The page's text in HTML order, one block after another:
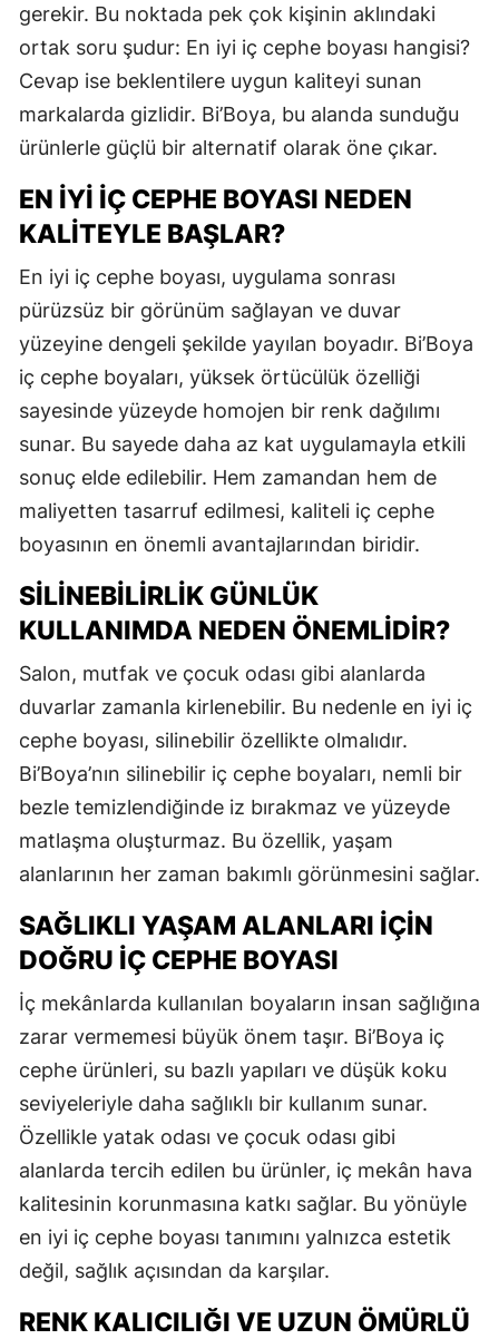
gerekir. Bu noktada pek çok kişinin aklındaki
ortak soru şudur: En iyi iç cephe boyası hangisi?
Cevap ise beklentilere uygun kaliteyi sunan
markalarda gizlidir. Bi’Boya, bu alanda sunduğu
ürünlerle güçlü bir alternatif olarak öne çıkar.
EN İYI İÇ CEPHE BOYASI NEDEN
KALITEYLE BAŞLAR?
En iyi iç cephe boyası, uygulama sonrası
pürüzsüz bir görünüm sağlayan ve duvar
yüzeyine dengeli şekilde yayılan boyadır. Bi’Boya
iç cephe boyaları, yüksek örtücülük özelliği
sayesinde yüzeyde homojen bir renk dağılımı
sunar. Bu sayede daha az kat uygulamayla etkili
sonuç elde edilebilir. Hem zamandan hem de
maliyetten tasarruf edilmesi, kaliteli iç cephe
boyasının en önemli avantajlarından biridir.
SILINEBILIRLIK GÜNLÜK
KULLANIMDA NEDEN ÖNEMLIDIR?
Salon, mutfak ve çocuk odası gibi alanlarda
duvarlar zamanla kirlenebilir. Bu nedenle en iyi iç
cephe boyası, silinebilir özellikte olmalıdır.
Bi’Boya’nın silinebilir iç cephe boyaları, nemli bir
bezle temizlendiğinde iz bırakmaz ve yüzeyde
matlaşma oluşturmaz. Bu özellik, yaşam
alanlarının her zaman bakımlı görünmesini sağlar.
SAĞLIKLI YAŞAM ALANLARI İÇIN
DOĞRU İÇ CEPHE BOYASI
İç mekânlarda kullanılan boyaların insan sağlığına
zarar vermemesi büyük önem taşır. Bi’Boya iç
cephe ürünleri, su bazlı yapıları ve düşük koku
seviyeleriyle daha sağlıklı bir kullanım sunar.
Özellikle yatak odası ve çocuk odası gibi
alanlarda tercih edilen bu ürünler, iç mekân hava
kalitesinin korunmasına katkı sağlar. Bu yönüyle
en iyi iç cephe boyası tanımını yalnızca estetik
değil, sağlık açısından da karşılar.
RENK KALICILIĞI VE UZUN ÖMÜRLÜ